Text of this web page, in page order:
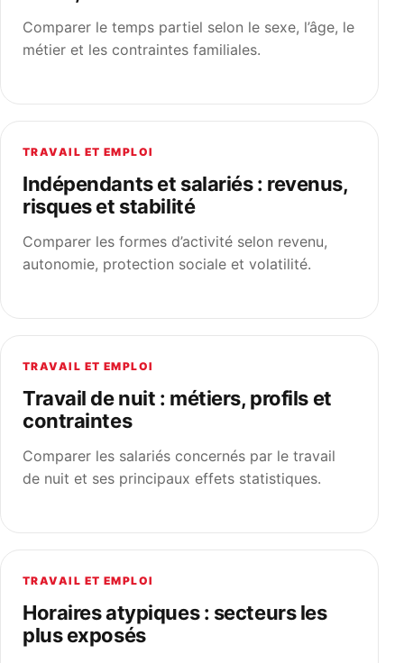
Comparer le temps partiel selon le sexe, l’âge, le
métier et les contraintes familiales.
TRAVAIL ET EMPLOI
Indépendants et salariés : revenus,
risques et stabilité
Comparer les formes d’activité selon revenu,
autonomie, protection sociale et volatilité.
TRAVAIL ET EMPLOI
Travail de nuit : métiers, profils et
contraintes
Comparer les salariés concernés par le travail
de nuit et ses principaux effets statistiques.
TRAVAIL ET EMPLOI
Horaires atypiques : secteurs les
plus exposés